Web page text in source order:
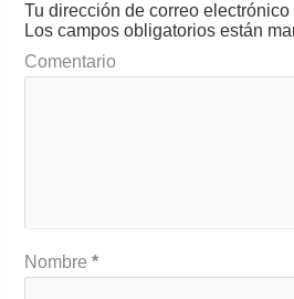
Tu dirección de correo
Los campos obligatorios están
Comentario
Nombre*